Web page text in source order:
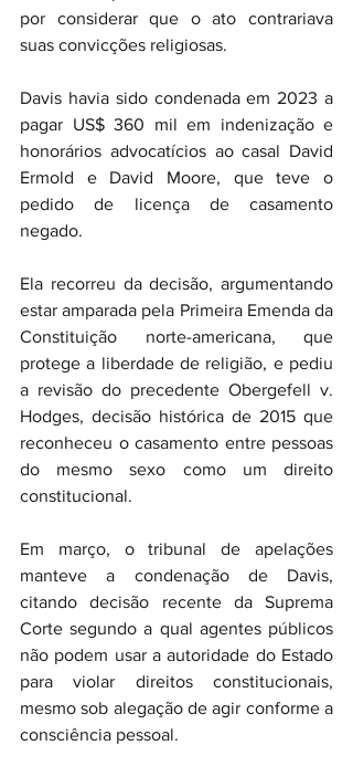
por considerar que o ato contrariava
suas convicções religiosas.
Davis havia sido condenada em 2023 a
pagar US$ 360 mil em indenização e
honorários advocatícios ao casal David
Ermold e David Moore, que teve o
pedido de licença de casamento
negado.
Ela recorreu da decisão, argumentando
estar amparada pela Primeira Emenda da
Constituição norte-americana, que
protege a liberdade de religião, e pediu
a revisão do precedente Obergefell v.
Hodges, decisão histórica de 2015 que
reconheceu o casamento entre pessoas
do mesmo sexo como um direito
constitucional.
Em março, o tribunal de apelações
manteve a condenação de Davis,
citando decisão recente da Suprema
Corte segundo a qual agentes públicos
não podem usar a autoridade do Estado
para violar direitos constitucionais,
mesmo sob alegação de agir conforme a
consciência pessoal.